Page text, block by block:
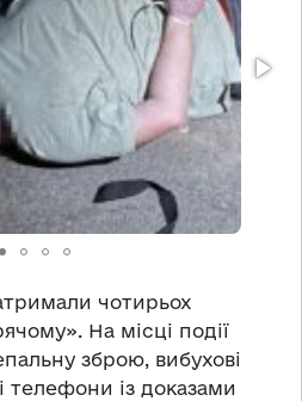
чотирьох
На місці події
зброю, вибухові
телефони із доказами